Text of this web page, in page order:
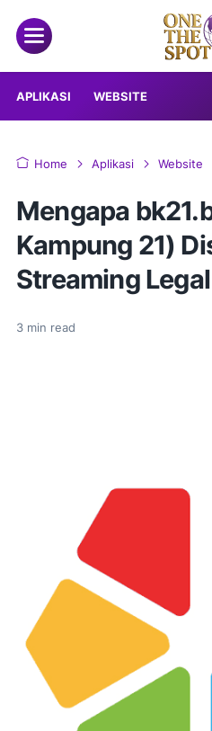
APLIKASI WEBSITE
Home Aplikasi Website
Mengapa
Kampung 21)
Streaming
3 min read